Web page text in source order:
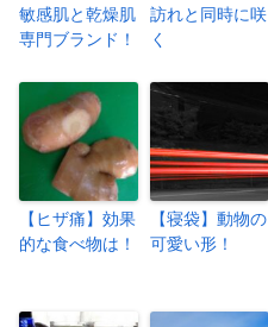
敏感肌と乾燥肌
専門ブランド！
訪れと同時に咲
く
【ヒザ痛】効果
的な食べ物は！
【寝袋】動物の
可愛い形！